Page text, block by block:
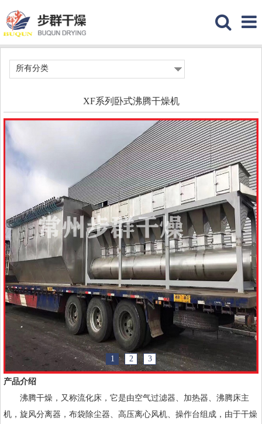
所有分类
XF系列卧式沸腾干燥机
1 2 3
产品介绍
沸腾干燥，又称流化床，它是由空气过滤器、加热器、沸腾床主
机，旋风分离器，布袋除尘器、高压离心风机、操作台组成，由于干燥